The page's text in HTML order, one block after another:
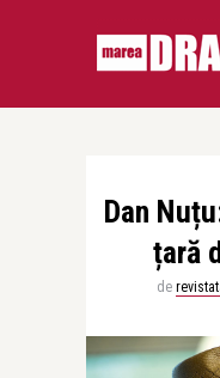
Dan
țară
de